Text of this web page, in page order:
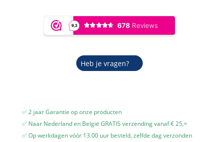
Heb je vragen?
✅ 2 jaar Garantie op onze producten
✅ Naar Nederland en België GRATIS verzending vanaf € 25,=
✅ Op werkdagen vóór 13.00 uur besteld, zelfde dag verzonden